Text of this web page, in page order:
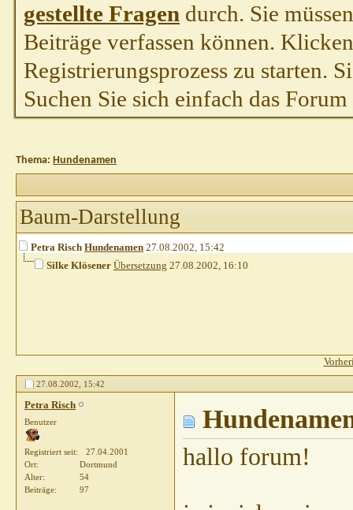
gestellte Fragen durch. Sie
Beiträge verfassen können.
Registrierungsprozess zu starten.
Suchen Sie sich einfach das
Thema: Hundenamen
Baum-Darstellung
Petra Risch Hundenamen 27.08.2002, 15:42
Silke Klösener Übersetzung 27.08.2002, 16:10
27.08.2002, 15:42
Petra Risch
Benutzer
Registriert seit
27.04.2001
Ort
Dortmund
Alter
54
Beiträge
97
hallo forum!